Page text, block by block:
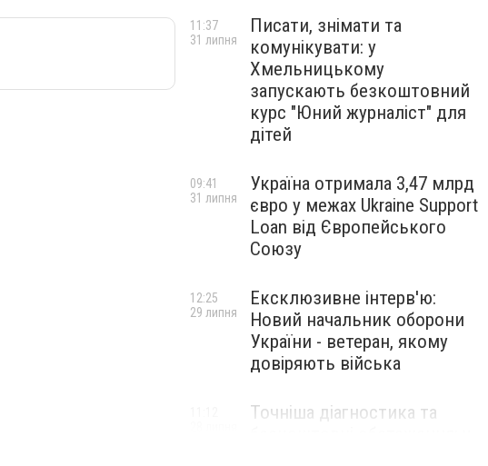
Писати, знімати та
комунікувати: у
Хмельницькому
запускають безкоштовний
курс "Юний журналіст" для
дітей
11:37
31 липня
Україна отримала 3,47 млрд
євро у межах Ukraine Support
Loan від Європейського
Союзу
09:41
31 липня
Ексклюзивне інтерв'ю:
Новий начальник оборони
України - ветеран, якому
довіряють війська
12:25
29 липня
Точніша діагностика та